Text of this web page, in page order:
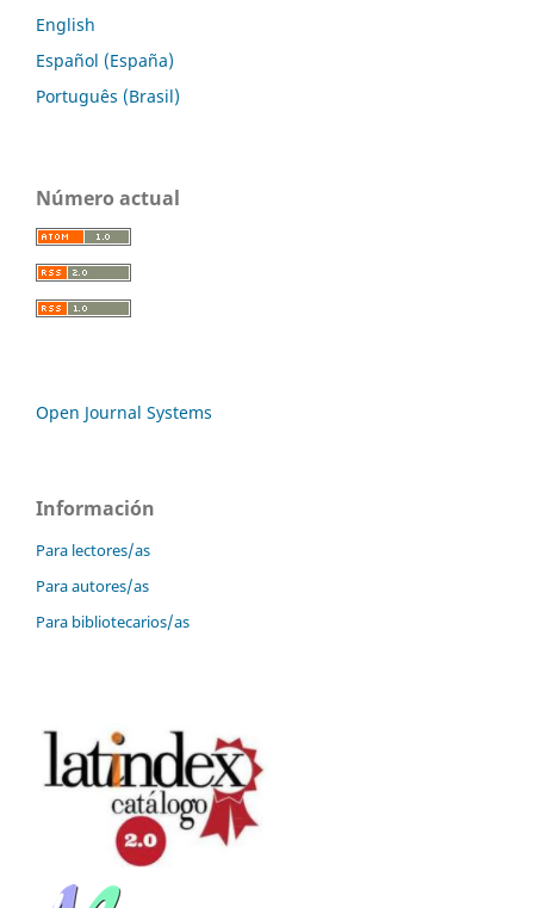
English
Español (España)
Português (Brasil)
Número actual
Open Journal Systems
Información
Para lectores/as
Para autores/as
Para bibliotecarios/as